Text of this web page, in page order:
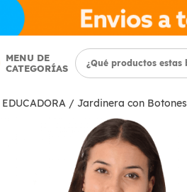
MENU DE
CATEGORÍAS
EDUCADORA / Jardinera con Botones